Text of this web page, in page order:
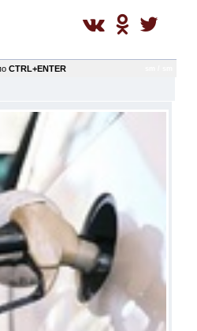
CTRL+ENTER